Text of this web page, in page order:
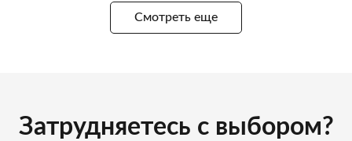
Смотреть еще
Затрудняетесь с выбором?